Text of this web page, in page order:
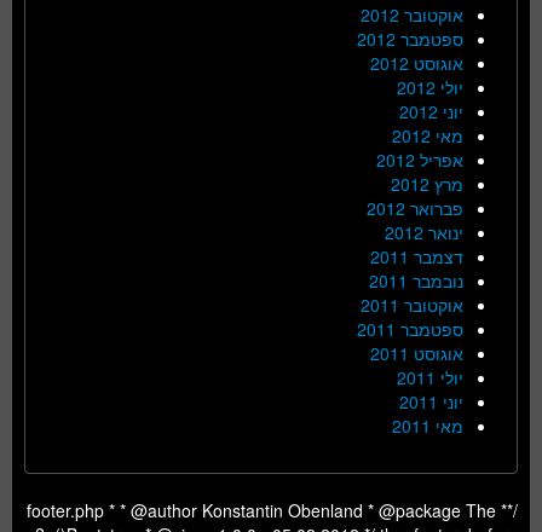
אוקטובר 2012
ספטמבר 2012
אוגוסט 2012
יולי 2012
יוני 2012
מאי 2012
אפריל 2012
מרץ 2012
פברואר 2012
ינואר 2012
דצמבר 2011
נובמבר 2011
אוקטובר 2011
ספטמבר 2011
אוגוסט 2011
יולי 2011
יוני 2011
מאי 2011
/** footer.php * * @author Konstantin Obenland * @package The